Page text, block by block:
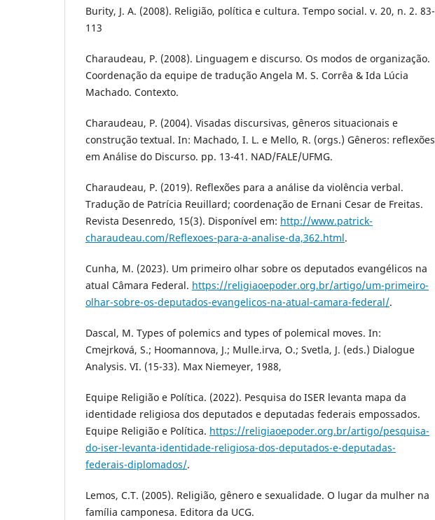
Burity, J. A. (2008). Religião, política e cultura. Tempo social. v. 20, n. 2. 83-
113
Charaudeau, P. (2008). Linguagem e discurso. Os modos de organização.
Coordenação da equipe de tradução Angela M. S. Corrêa & Ida Lúcia
Machado. Contexto.
Charaudeau, P. (2004). Visadas discursivas, gêneros situacionais e
construção textual. In: Machado, I. L. e Mello, R. (orgs.) Gêneros: reflexões
em Análise do Discurso. pp. 13-41. NAD/FALE/UFMG.
Charaudeau, P. (2019). Reflexões para a análise da violência verbal.
Tradução de Patrícia Reuillard; coordenação de Ernani Cesar de Freitas.
Revista Desenredo, 15(3). Disponível em: http://www.patrick-
charaudeau.com/Reflexoes-para-a-analise-da,362.html.
Cunha, M. (2023). Um primeiro olhar sobre os deputados evangélicos na
atual Câmara Federal. https://religiaoepoder.org.br/artigo/um-primeiro-
olhar-sobre-os-deputados-evangelicos-na-atual-camara-federal/.
Dascal, M. Types of polemics and types of polemical moves. In:
Cmejrková, S.; Hoomannova, J.; Mulle.irva, O.; Svetla, J. (eds.) Dialogue
Analysis. VI. (15-33). Max Niemeyer, 1988,
Equipe Religião e Política. (2022). Pesquisa do ISER levanta mapa da
identidade religiosa dos deputados e deputadas federais empossados.
Equipe Religião e Política. https://religiaoepoder.org.br/artigo/pesquisa-
do-iser-levanta-identidade-religiosa-dos-deputados-e-deputadas-
federais-diplomados/.
Lemos, C.T. (2005). Religião, gênero e sexualidade. O lugar da mulher na
família camponesa. Editora da UCG.